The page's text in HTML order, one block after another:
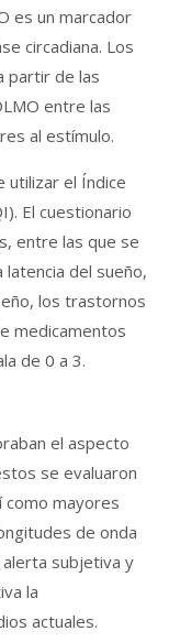
es un marcador
circadiana. Los
partir de las
entre las
al estímulo.
utilizar el Índice
El cuestionario
entre las que se
latencia del sueño,
los trastornos
medicamentos
de 0 a 3.
el aspecto
se evaluaron
como mayores
de onda
subjetiva y
la
actuales.